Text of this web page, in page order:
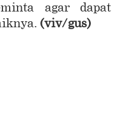
agar dapat
(viv/gus)